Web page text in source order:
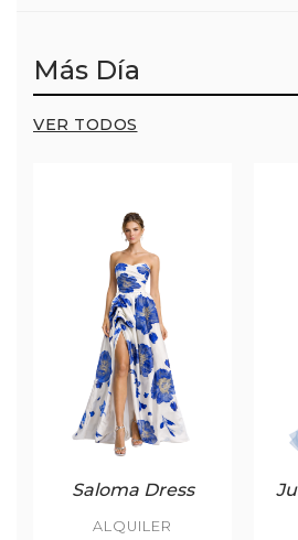
Más Día
VER TODOS
Saloma Dress
ALQUILER